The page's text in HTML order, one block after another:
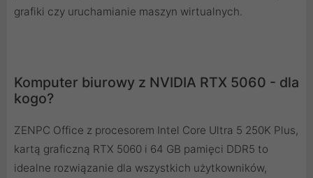
grafiki czy uruchamianie maszyn wirtualnych.
Komputer biurowy z NVIDIA RTX 5060 - dla
kogo?
ZENPC Office z procesorem Intel Core Ultra 5 250K Plus,
kartą graficzną RTX 5060 i 64 GB pamięci DDR5 to
idealne rozwiązanie dla wszystkich użytkowników,